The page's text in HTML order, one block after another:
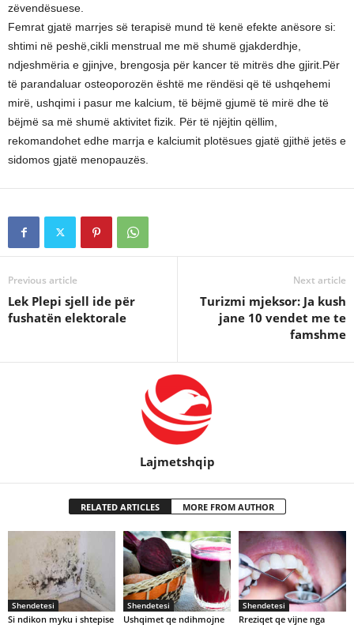
zëvendësuese.
Femrat gjatë marrjes së terapisë mund të kenë efekte anësore si:
shtimi në peshë,cikli menstrual me më shumë gjakderdhje,
ndjeshmëria e gjinjve, brengosja për kancer të mitrës dhe gjirit.Për
të parandaluar osteoporozën është me rëndësi që të ushqehemi
mirë, ushqimi i pasur me kalcium, të bëjmë gjumë të mirë dhe të
bëjmë sa më shumë aktivitet fizik. Për të njëjtin qëllim,
rekomandohet edhe marrja e kalciumit plotësues gjatë gjithë jetës e
sidomos gjatë menopauzës.
Previous article
Lek Plepi sjell ide për
fushatën elektorale
Next article
Turizmi mjeksor: Ja kush
jane 10 vendet me te
famshme
Lajmetshqip
RELATED ARTICLES MORE FROM AUTHOR
Shendetesi
Si ndikon myku i shtepise
Shendetesi
Ushqimet qe ndihmojne
Shendetesi
Rreziqet qe vijne nga